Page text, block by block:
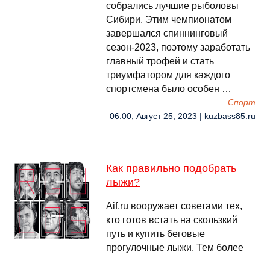
собрались лучшие рыболовы
Сибири. Этим чемпионатом
завершался спиннинговый
сезон-2023, поэтому заработать
главный трофей и стать
триумфатором для каждого
спортсмена было особен …
Спорт
06:00, Август 25, 2023 | kuzbass85.ru
Как правильно подобрать
лыжи?
Aif.ru вооружает советами тех,
кто готов встать на скользкий
путь и купить беговые
прогулочные лыжи. Тем более